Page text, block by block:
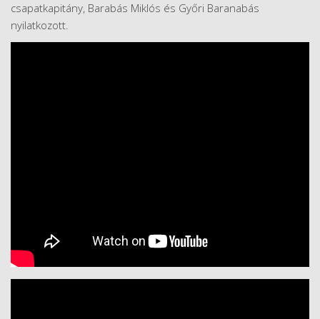
csapatkapitány, Barabás Miklós és Győri Baranabás
nyilatkozott.